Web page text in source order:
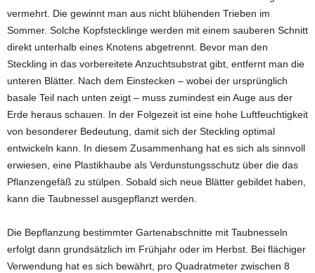
vermehrt. Die gewinnt man aus nicht blühenden Trieben im
Sommer. Solche Kopfstecklinge werden mit einem sauberen Schnitt
direkt unterhalb eines Knotens abgetrennt. Bevor man den
Steckling in das vorbereitete Anzuchtsubstrat gibt, entfernt man die
unteren Blätter. Nach dem Einstecken – wobei der ursprünglich
basale Teil nach unten zeigt – muss zumindest ein Auge aus der
Erde heraus schauen. In der Folgezeit ist eine hohe Luftfeuchtigkeit
von besonderer Bedeutung, damit sich der Steckling optimal
entwickeln kann. In diesem Zusammenhang hat es sich als sinnvoll
erwiesen, eine Plastikhaube als Verdunstungsschutz über die das
Pflanzengefäß zu stülpen. Sobald sich neue Blätter gebildet haben,
kann die Taubnessel ausgepflanzt werden.
Die Bepflanzung bestimmter Gartenabschnitte mit Taubnesseln
erfolgt dann grundsätzlich im Frühjahr oder im Herbst. Bei flächiger
Verwendung hat es sich bewährt, pro Quadratmeter zwischen 8